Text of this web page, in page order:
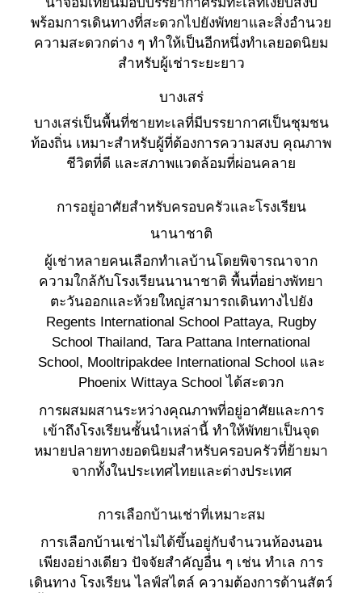
พร้อมการเดินทางที่สะดวกไปยังพัทยาและสิ่งอำนวย
ความสะดวกต่าง ๆ ทำให้เป็นอีกหนึ่งทำเลยอดนิยม
สำหรับผู้เช่าระยะยาว
บางเสร่
บางเสร่เป็นพื้นที่ชายทะเลที่มีบรรยากาศเป็นชุมชน
ท้องถิ่น เหมาะสำหรับผู้ที่ต้องการความสงบ คุณภาพ
ชีวิตที่ดี และสภาพแวดล้อมที่ผ่อนคลาย
การอยู่อาศัยสำหรับครอบครัวและโรงเรียน
นานาชาติ
ผู้เช่าหลายคนเลือกทำเลบ้านโดยพิจารณาจาก
ความใกล้กับโรงเรียนนานาชาติ พื้นที่อย่างพัทยา
ตะวันออกและห้วยใหญ่สามารถเดินทางไปยัง
Regents International School Pattaya, Rugby
School Thailand, Tara Pattana International
School, Mooltripakdee International School และ
Phoenix Wittaya School ได้สะดวก
การผสมผสานระหว่างคุณภาพที่อยู่อาศัยและการ
เข้าถึงโรงเรียนชั้นนำเหล่านี้ ทำให้พัทยาเป็นจุด
หมายปลายทางยอดนิยมสำหรับครอบครัวที่ย้ายมา
จากทั้งในประเทศไทยและต่างประเทศ
การเลือกบ้านเช่าที่เหมาะสม
การเลือกบ้านเช่าไม่ได้ขึ้นอยู่กับจำนวนห้องนอน
เพียงอย่างเดียว ปัจจัยสำคัญอื่น ๆ เช่น ทำเล การ
เดินทาง โรงเรียน ไลฟ์สไตล์ ความต้องการด้านสัตว์